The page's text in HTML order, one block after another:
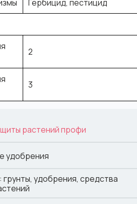
Гербицид, пестицид
2
3
растений профи
удобрения
грунты, удобрения, средства